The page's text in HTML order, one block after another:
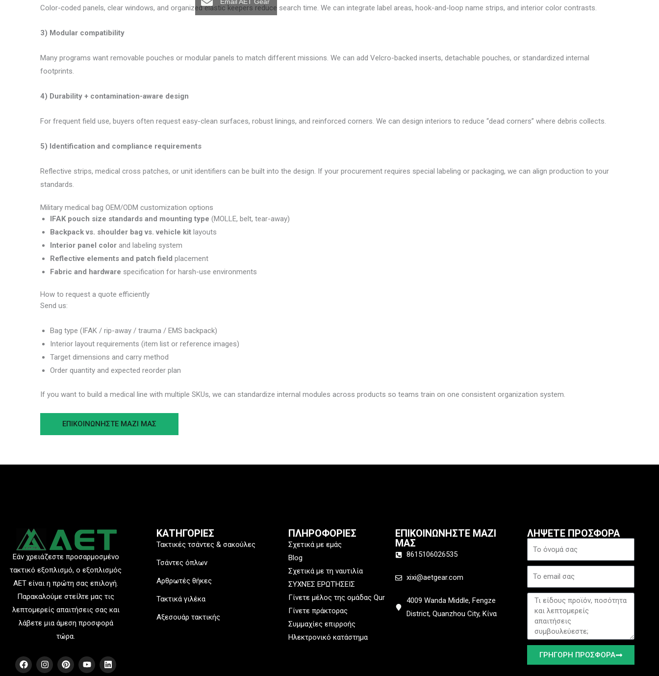
Color-coded panels, clear windows, and organized elastic keepers reduce search time. We can integrate label areas, hook-and-loop name strips, and interior color contrasts.
3) Modular compatibility
Many programs want removable pouches or modular panels to match different missions. We can add Velcro-backed inserts, detachable pouches, or standardized internal
footprints.
4) Durability + contamination-aware design
For frequent field use, buyers often request easy-clean surfaces, robust linings, and reinforced corners. We can design interiors to reduce “dead corners” where debris collects.
5) Identification and compliance requirements
Reflective strips, medical cross patches, or unit identifiers can be built into the design. If your procurement requires special labeling or packaging, we can align production to your
standards.
Military medical bag OEM/ODM customization options
IFAK pouch size standards and mounting type (MOLLE, belt, tear-away)
Backpack vs. shoulder bag vs. vehicle kit layouts
Interior panel color and labeling system
Reflective elements and patch field placement
Fabric and hardware specification for harsh-use environments
How to request a quote efficiently
Send us:
Bag type (IFAK / rip-away / trauma / EMS backpack)
Interior layout requirements (item list or reference images)
Target dimensions and carry method
Order quantity and expected reorder plan
If you want to build a medical line with multiple SKUs, we can standardize internal modules across products so teams train on one consistent organization system.
ΕΠΙΚΟΙΝΩΝΉΣΤΕ ΜΑΖΊ ΜΑΣ
Εάν χρειάζεστε προσαρμοσμένο
τακτικό εξοπλισμό, ο εξοπλισμός
AET είναι η πρώτη σας επιλογή.
Παρακαλούμε στείλτε μας τις
λεπτομερείς απαιτήσεις σας και
λάβετε μια άμεση προσφορά
τώρα.
F
a
I
n
P
i
Y
o
L
i
ΚΑΤΗΓΟΡΙΕΣ
Τακτικές τσάντες & σακούλες
Τσάντες όπλων
Αρθρωτές θήκες
Τακτικά γιλέκα
Αξεσουάρ τακτικής
ΠΛΗΡΟΦΟΡΙΕΣ
Σχετικά με εμάς
Blog
Σχετικά με τη ναυτιλία
ΣΥΧΝΈΣ ΕΡΩΤΉΣΕΙΣ
Γίνετε μέλος της ομάδας Qur
Γίνετε πράκτορας
Συμμαχίες επιρροής
Ηλεκτρονικό κατάστημα
ΕΠΙΚΟΙΝΩΝΗΣΤΕ ΜΑΖΙ
ΜΑΣ
8615106026535
xixi@aetgear.com
4009 Wanda Middle, Fengze
District, Quanzhou City, Κίνα
ΛΗΨΕΤΕ ΠΡΟΣΦΟΡΑ
Ηλεκτρονικό
ταχυδρομείο
Μήνυμα
ΓΡΉΓΟΡΗ ΠΡΟΣΦΟΡΆ